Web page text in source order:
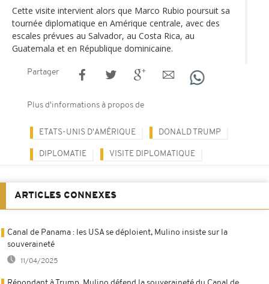
Cette visite intervient alors que Marco Rubio poursuit sa
tournée diplomatique en Amérique centrale, avec des
escales prévues au Salvador, au Costa Rica, au
Guatemala et en République dominicaine.
Partager
Plus d'informations à propos de
ETATS-UNIS D'AMÉRIQUE DONALD TRUMP
DIPLOMATIE VISITE DIPLOMATIQUE
ARTICLES CONNEXES
Canal de Panama : les USA se déploient, Mulino insiste sur la
souveraineté
11/04/2025